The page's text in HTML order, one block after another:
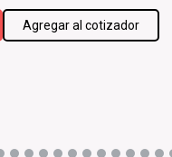
Agregar al cotizador